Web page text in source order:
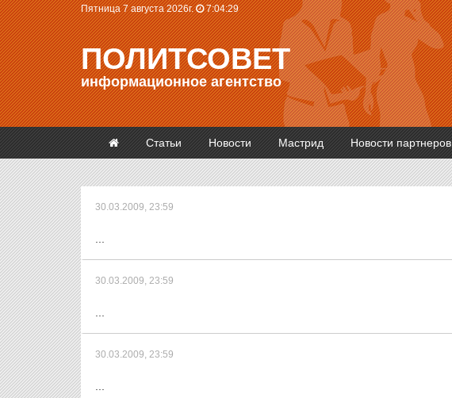
Пятница 7 августа 2026г. 7:04:30
ПОЛИТСОВЕТ
информационное агентство
Статьи Новости Мастрид Новости партнеров
30.03.2009, 23:59
30.03.2009, 23:59
30.03.2009, 23:59